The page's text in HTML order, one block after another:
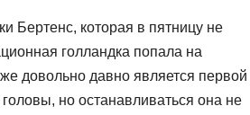
Бертенс, которая в пятницу не
голландка попала на
довольно давно является первой
но останавливаться она не